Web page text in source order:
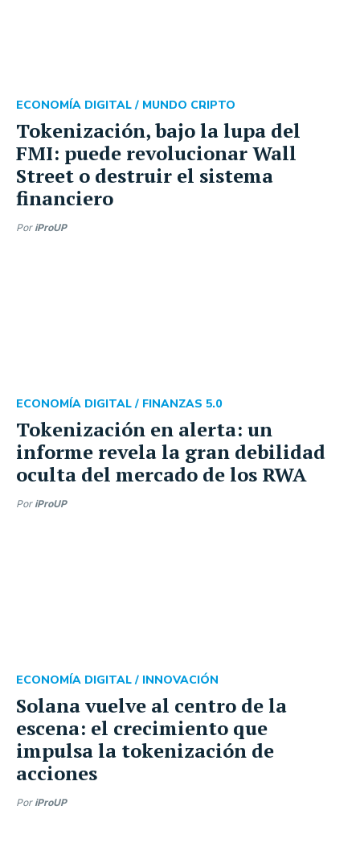
Tokenización, bajo la lupa del
FMI: puede revolucionar Wall
Street o destruir el sistema
financiero
ECONOMÍA DIGITAL / MUNDO CRIPTO
Por iProUP
Tokenización en alerta: un
informe revela la gran debilidad
oculta del mercado de los RWA
ECONOMÍA DIGITAL / FINANZAS 5.0
Por iProUP
Solana vuelve al centro de la
escena: el crecimiento que
impulsa la tokenización de
acciones
ECONOMÍA DIGITAL / INNOVACIÓN
Por iProUP